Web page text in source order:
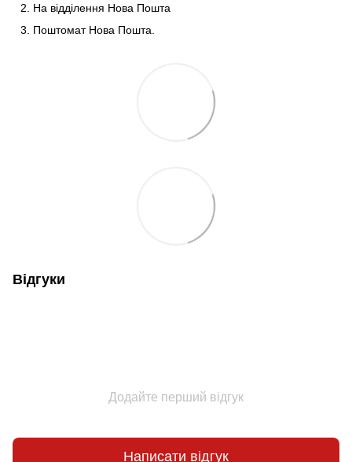
На відділення Нова Пошта
Поштомат Нова Пошта.
Відгуки
Додайте перший відгук
Написати відгук